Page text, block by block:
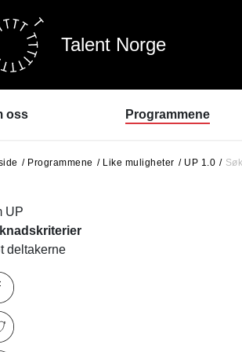
Talent Norge
oss
Talent Norge
og
Programmene
Dans
Programmene Like muligheter UP 1.0
UP
deltakerne